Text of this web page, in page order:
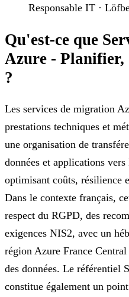
Responsable IT ·
Qu'est-ce que
Azure - Planifier,
?
Les services de migration
prestations techniques et
une organisation de
données et applications
optimisant coûts, résilience
Dans le contexte français,
respect du RGPD, des
exigences NIS2, avec un
région Azure France
des données. Le référentiel
constitue également un